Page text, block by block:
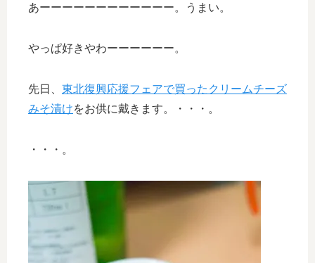
あーーーーーーーーーーーー。うまい。
やっぱ好きやわーーーーーー。
先日、 東北復興応援フェアで買ったクリームチーズ
みそ漬けをお供に戴きます。・・・。
・・・。